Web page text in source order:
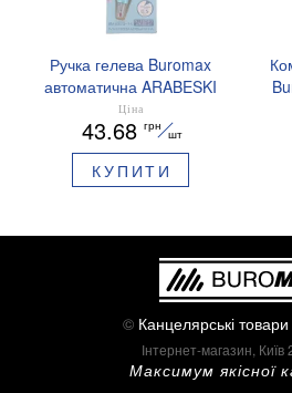
Ручка гелева Buromax
автоматична ARABESKI
0.5 мм ароматизований
грип синє чорнило в
блістері BM.8379-02
Ціна
43.68 грн
шт
КУПИТИ
© Канцелярські
Інтернет-магазин,
Максимум якісної